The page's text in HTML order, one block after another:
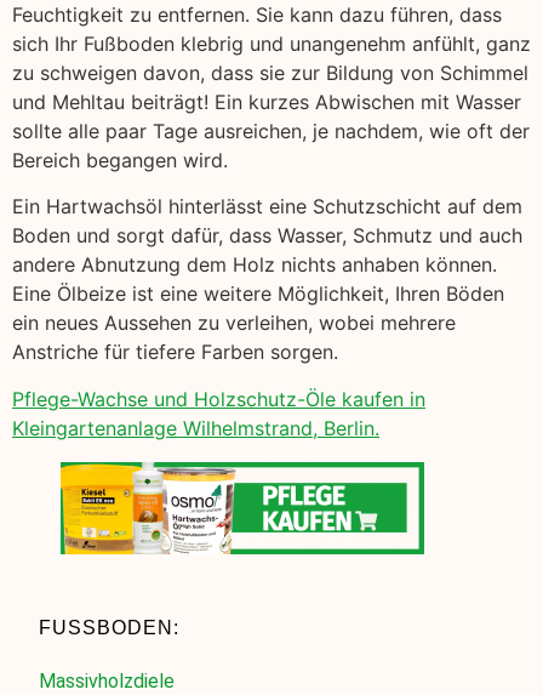
Feuchtigkeit zu entfernen. Sie kann dazu führen, dass
sich Ihr Fußboden klebrig und unangenehm anfühlt, ganz
zu schweigen davon, dass sie zur Bildung von Schimmel
und Mehltau beiträgt! Ein kurzes Abwischen mit Wasser
sollte alle paar Tage ausreichen, je nachdem, wie oft der
Bereich begangen wird.
Ein Hartwachsöl hinterlässt eine Schutzschicht auf dem
Boden und sorgt dafür, dass Wasser, Schmutz und auch
andere Abnutzung dem Holz nichts anhaben können.
Eine Ölbeize ist eine weitere Möglichkeit, Ihren Böden
ein neues Aussehen zu verleihen, wobei mehrere
Anstriche für tiefere Farben sorgen.
Pflege-Wachse und Holzschutz-Öle kaufen in
Kleingartenanlage Wilhelmstrand, Berlin.
FUSSBODEN:
Massivholzdiele